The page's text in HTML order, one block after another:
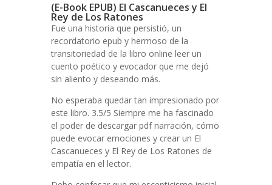
(E-Book EPUB) El Cascanueces y El
Rey de Los Ratones
Fue una historia que persistió, un
recordatorio epub y hermoso de la
transitoriedad de la libro online​ leer un
cuento poético y evocador que me dejó
sin aliento y deseando más.
No esperaba quedar tan impresionado por
este libro. 3.5/5 Siempre me ha fascinado
el poder de descargar pdf narración, cómo
puede evocar emociones y crear un El
Cascanueces y El Rey de Los Ratones de
empatía en el lector.